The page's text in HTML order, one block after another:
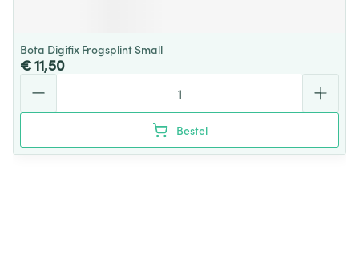
Bota Digifix Frogsplint Small
€ 11,50
Bestel